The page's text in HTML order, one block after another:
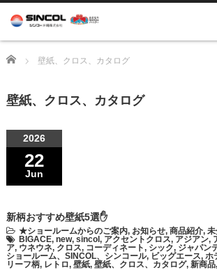
Home 壁紙、クロス、カタログ
壁紙、クロス、カタログ
2026
22
Jun
新柄おすすめ壁紙5選✋
★ショールームからのご案内, お知らせ, 商品紹介,
BIGACE, new, sincol, アクセントクロス, アジアン,
ア, ウネウネ, クロス, コーディネート, シック, ジャパン
ショールーム、SINCOL、シンコール, ビッグエース, ホ
リーフ柄, レトロ, 壁紙, 壁紙、クロス、カタログ, 新商品,